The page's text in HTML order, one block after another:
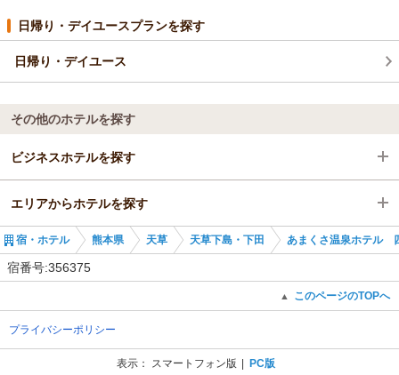
日帰り・デイユースプランを探す
日帰り・デイユース
その他のホテルを探す
ビジネスホテルを探す
熊本県
天草
エリアからホテルを探す
熊本県
宿・ホテル 熊本県 天草 天草下島・下田 あまくさ温泉ホテル
宿番号:356375
▲ このページのTOPへ
プライバシーポリシー
表示： スマートフォン版 PC版